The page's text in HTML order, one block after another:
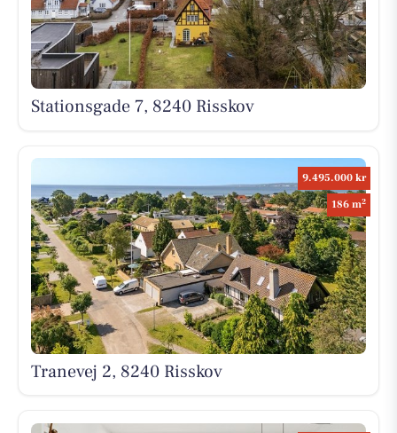
Stationsgade 7, 8240 Risskov
9.495.000 kr
186 m2
Tranevej 2, 8240 Risskov